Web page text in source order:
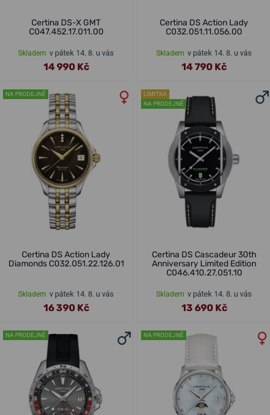
Certina DS-X GMT
C047.452.17.011.00
Skladem v pátek 14. 8. u vás
14 990 Kč
Certina DS Action Lady
C032.051.11.056.00
Skladem v pátek 14. 8. u vás
14 790 Kč
NA PRODEJNĚ
Certina DS Action Lady
Diamonds C032.051.22.126.01
Skladem v pátek 14. 8. u vás
16 390 Kč
LIMITKA
NA PRODEJNĚ
Certina DS Cascadeur 30th
Anniversary Limited Edition
C046.410.27.051.10
Skladem v pátek 14. 8. u vás
13 690 Kč
NA PRODEJNĚ NA PRODEJNĚ